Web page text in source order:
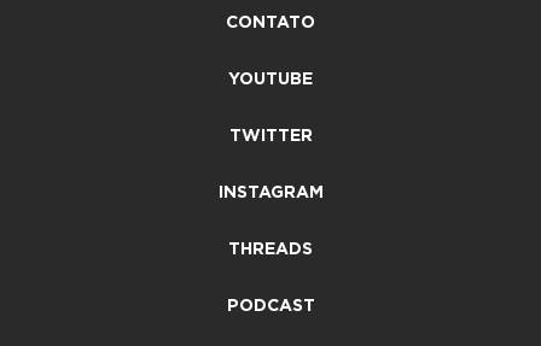
CONTATO
YOUTUBE
TWITTER
INSTAGRAM
THREADS
PODCAST